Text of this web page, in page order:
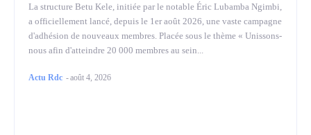
La structure Betu Kele, initiée par le notable Éric Lubamba Ngimbi,
a officiellement lancé, depuis le 1er août 2026, une vaste campagne
d'adhésion de nouveaux membres. Placée sous le thème « Unissons-
nous afin d'atteindre 20 000 membres au sein...
Actu Rdc -août 4, 2026